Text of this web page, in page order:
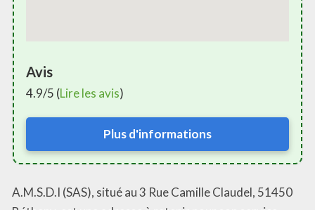
Avis
4.9/5 (Lire les avis)
Plus d'informations
A.M.S.D.I (SAS), situé au 3 Rue Camille Claudel, 51450